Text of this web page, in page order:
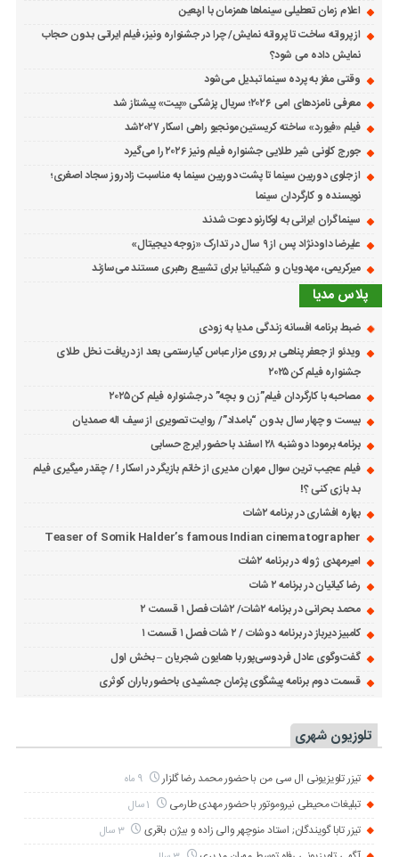
اعلام زمان تعطیلی سینماها همزمان با اربعین
از پروانه ساخت تا پروانه نمایش/ چرا در جشنواره ونیز، فیلم ایرانی بدون حجاب
نمایش داده می شود؟
وقتی مغز به پرده سینما تبدیل می‌شود
معرفی نامزدهای امی ۲۰۲۶؛ سریال پزشکی «پیت» پیشتاز شد
فیلم «فیورد» ساخته کریستین مونجیو راهی اسکار ۲۰۲۷شد
جورج کلونی شیر طلایی جشنواره فیلم ونیز ۲۰۲۶ را می‌گیرد
از جلوی دوربین سینما تا پشت دوربین سینما به مناسبت زادروز سجاد اصغری؛
نویسنده و کارگردان سینما
سینماگران ایرانی به لوکارنو دعوت شدند
علیرضا داودنژاد پس از ۹ سال در تدارک «زوجه دیجیتال»
میرکریمی، مهدویان و شکیبانیا برای تشییع رهبری مستند می‌سازند
پلاس مدیا
ضبط برنامه افسانه زندگی مدیا به زودی
ویدئو از جعفر پناهی بر روی مزار عباس کیارستمی بعد از دریافت نخل طلای
جشنواره فیلم کن ۲۰۲۵
مصاحبه با کارگردان فیلم”زن و بچه” در جشنواره فیلم کن ۲۰۲۵
بیست و چهار سال بدون “بامداد”/ روایت تصویری از سیف اله صمدیان
برنامه برمودا دوشنبه ۲۸ اسفند با حضور ایرج حسابی
فیلم عجیب ترین سوال مهران مدیری از خانم بازیگر در اسکار ! / چقدر میگیری فیلم
بد بازی کنی ؟!
بهاره افشاری در برنامه ۲شات
Teaser of Somik Halder’s famous Indian cinematographer
امیرمهدی ژوله در برنامه ۲شات
رضا کیانیان در برنامه ۲ شات
محمد بحرانی در برنامه ۲شات/ ۲شات فصل ۱ قسمت ۲
کامبیز دیرباز در برنامه دوشات / ۲ شات فصل ۱ قسمت ۱
گفت‌وگوی عادل فردوسی‌پور با همایون شجریان – بخش اول
قسمت دوم برنامه پیشگوی پژمان جمشیدی باحضور باران کوثری
تلوزیون شهری
تیزر تلویزیونی ال سی من با حضور محمد رضا گلزار 9 ماه
تبلیغات محیطی نیروموتور با حضور مهدی طارمی
تیزر تابا گویندگان; استاد منوچهر والی زاده و بیژن باقری 3 سال